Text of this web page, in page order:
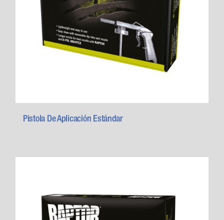
Pistola De Aplicación Estándar